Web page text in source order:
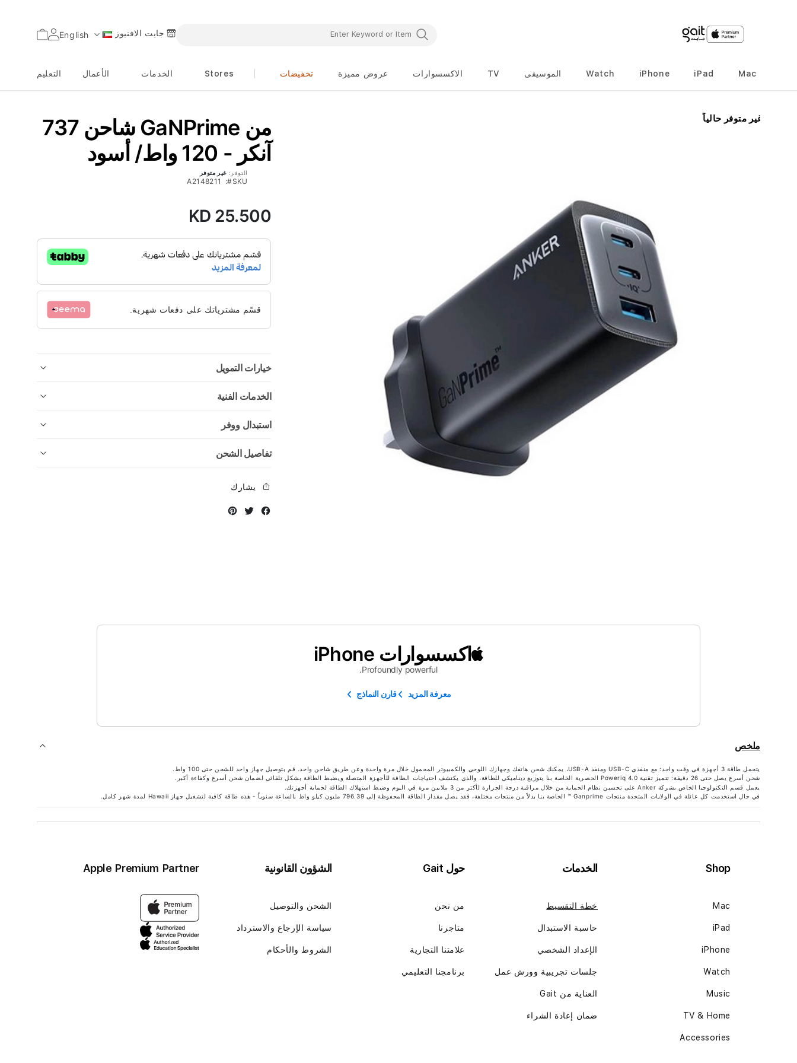
اللغة English جايت الافنيوز السلة
Mac
iPad
iPhone
Watch الموسيقى TV الاكسسوارات عروض مميزة تخفيضات Stores الخدمات الأعمال التعليم
انتقل
إلى
غير متوفر حالياً
شاحن 737 GaNPrime من
آنكر - 120 واط/ أسود
KD 25.500
التوفر: غير متوفر
SKU
A2148211
قسّم مشترياتك على دفعات شهرية.
خيارات التمويل
الخدمات الفنية
استبدال ووفر
تفاصيل الشحن
يشارك
Facebook
Twitter
Instagram
اكسسوارات iPhone
Profoundly powerful.
معرفة المزيد قارن النماذج
ملخص
يتحمل طاقة 3 أجهزة في وقت واحد: مع منفذي USB-C ومنفذ USB-A، يمكنك شحن هاتفك وجهازك اللوحي والكمبيوتر المحمول خلال مرة واحدة وعن طريق شاحن واحد. قم بتوصيل جهاز واحد للشحن حتى 100 واط.
شحن أسرع يصل حتى 26 دقيقة: تتميز تقنية Poweriq 4.0 الحصرية الخاصة بنا بتوزيع ديناميكي للطاقة، والذي يكتشف احتياجات الطاقة للأجهزة المتصلة ويضبط الطاقة بشكل تلقائي لضمان شحن أسرع وكفاءة أكبر.
يعمل قسم التكنولوجيا الخاص بشركة Anker على تحسين نظام الحماية من خلال مراقبة درجة الحرارة لأكثر من 3 ملايين مرة في اليوم وضبط استهلاك الطاقة لحماية أجهزتك.
في حال استخدمت كل عائلة في الولايات المتحدة منتجات Ganprime ™ الخاصة بنا بدلاً من منتجات مختلفة، فقد يصل مقدار الطاقة المحفوظة إلى 796.39 مليون كيلو واط بالساعة سنوياً - هذه طاقة كافية لتشغيل جهاز Hawaii لمدة شهر كامل.
Shop
Mac
iPad
iPhone
Watch
Music
TV & Home
Accessories
الخدمات
خطة التقسيط
حاسبة الاستبدال
الإعداد الشخصي
جلسات تجريبية وورش عمل
العناية من Gait
ضمان إعادة الشراء
حول Gait
من نحن
متاجرنا
علامتنا التجارية
برنامجنا التعليمي
الشؤون القانونية
الشحن والتوصيل
سياسة الإرجاع والاسترداد
الشروط والأحكام
Apple Premium Partner